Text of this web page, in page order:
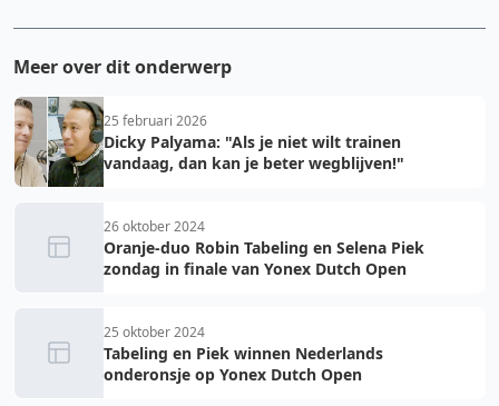
Meer over dit onderwerp
25 februari 2026
Dicky Palyama: "Als je niet wilt trainen
vandaag, dan kan je beter wegblijven!"
26 oktober 2024
Oranje-duo Robin Tabeling en Selena Piek
zondag in finale van Yonex Dutch Open
25 oktober 2024
Tabeling en Piek winnen Nederlands
onderonsje op Yonex Dutch Open